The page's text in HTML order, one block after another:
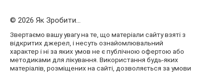
© 2026 Як Зробити...
Звертаємо вашу увагу на те, що матеріали сайту взяті з
відкритих джерел, і несуть ознайомлювальний
характер і ні за яких умов не є публічною офертою або
методиками для лікування. Використання будь-яких
матеріалів, розміщених на сайті, дозволяється за умови